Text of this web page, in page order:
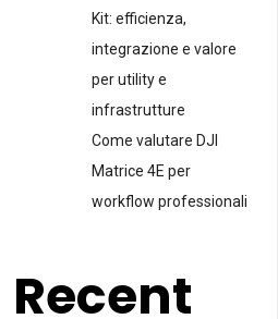
Kit: efficienza,
integrazione e valore
per utility e
infrastrutture
Come valutare DJI
Matrice 4E per
workflow professionali
Recent